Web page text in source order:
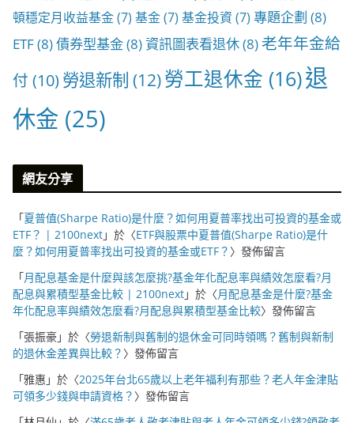
頓穩定月收益基金(7) 基金(7) 基金投資 (7) 專題企劃 (8)
ETF(8)債券型基金(8)資訊圖表看退休(8)老年年金給
付 (10) 勞退新制 (12)勞工退休金 (16)退
休金 (25)
網友分享
「夏普值(Sharpe Ratio)是什麼？如何用夏普率找出可投資的基金或
ETF？ | 2100next」於〈ETF與股票中夏普值(Sharpe Ratio)是什
麼？如何用夏普率找出可投資的基金或ETF？ 〉發佈留言
「月配息基金是什麼與該怎麼挑?基金年化配息率與績效怎麼看?月
配息與累積型基金比較 | 2100next」於〈月配息基金是什麼?基金
年化配息率與績效怎麼看?月配息與累積型基金比較〉發佈留言
「張振豪」於〈勞退新制與舊制的退休金可同時領嗎？舊制與新制
的退休金差異與比較？ 〉發佈留言
「雅惠 」於〈2025年台北65歲以上老年福利有那些？老人年金津貼
可領多少錢與申請資格？ 〉發佈留言